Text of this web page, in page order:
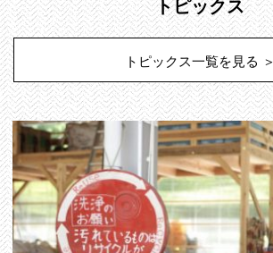
トピックス
トピックス一覧を見る ＞